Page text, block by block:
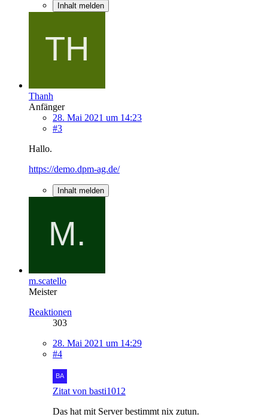
Inhalt melden
Thanh
Anfänger
28. Mai 2021 um 14:23
#3
Hallo.
https://demo.dpm-ag.de/
Inhalt melden
m.scatello
Meister
Reaktionen
303
28. Mai 2021 um 14:29
#4
Zitat von basti1012
Das hat mit Server bestimmt nix zutun.